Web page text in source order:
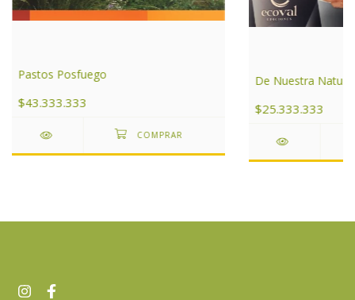
Pastos Posfuego
$43.333.333
De Nuestra
$25.333.333